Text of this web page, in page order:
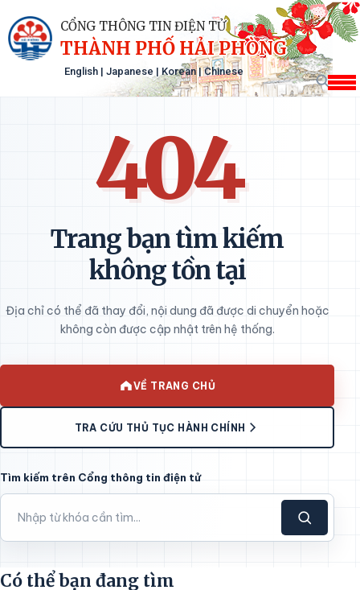
CỔNG THÔNG TIN ĐIỆN TỬ
THÀNH PHỐ HẢI PHÒNG
English | Japanese | Korean|Chinese
404
Trang bạn tìm kiếm
không tồn tại
Địa chỉ có thể đã thay đổi, nội dung đã được di chuyển hoặc
không còn được cập nhật trên hệ thống.
VỀ TRANG CHỦ
TRA CỨU THỦ TỤC HÀNH CHÍNH
Tìm kiếm trên Cổng thông tin điện tử
Có thể bạn đang tìm